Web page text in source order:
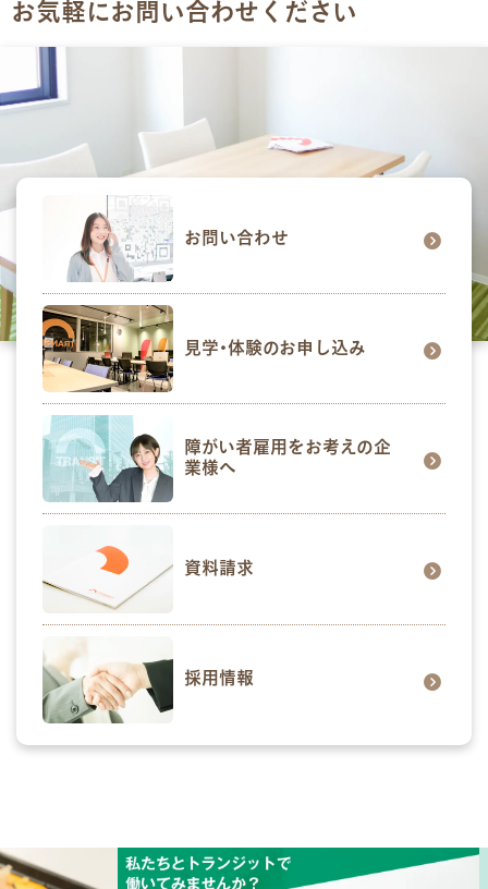
お気軽にお問い合わせください
お問い合わせ
見学･体験のお申し込み
障がい者雇用をお考えの企
業様へ
資料請求
採用情報